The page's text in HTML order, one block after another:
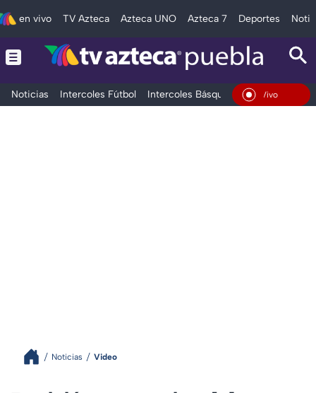
en vivo TV Azteca Azteca UNO Azteca 7 Deportes
Noticias Intercoles Fútbol Intercoles Básquetbol Deportes
En Vivo
Noticias Video